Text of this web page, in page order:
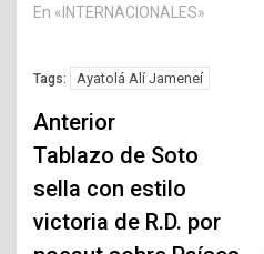
En «INTERNACIONALES»
Tags: Ayatolá Alí Jameneí
Navegación
de
entradas
Anterior
Tablazo de Soto
sella con estilo
victoria de R.D. por